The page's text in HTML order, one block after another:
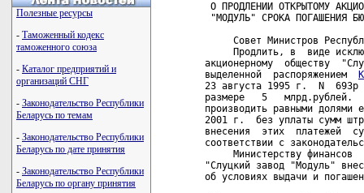
Полезные ресурсы
- Таможенный кодекс
таможенного союза
- Каталог предприятий и
организаций СНГ
- Законодательство Республики
Беларусь по темам
- Законодательство Республики
Беларусь по дате принятия
- Законодательство Республики
Беларусь по органу принятия
О ПРОДЛЕНИИ ОТКРЫТОМУ
"МОДУЛЬ" СРОКА ПОГАШЕНИЯ
Совет Министров
Продлить, в  виде
акционерному  обществу
выделенной  распоряжением
23 августа 1995 г.  N  693р
размере   5   млрд.рублей.
производить равными
2001 г.  без уплаты сумм
внесения  этих  платежей
соответствии с
Министерству финансов
"Слуцкий завод "Модуль"
об условиях выдачи и